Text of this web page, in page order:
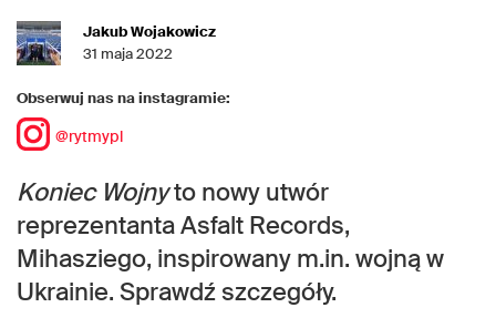
Jakub Wojakowicz
31 maja 2022
Obserwuj nas na instagramie:
@rytmypl
Koniec Wojnyto nowy utwór
reprezentanta Asfalt Records,
Mihasziego, inspirowany m.in. wojną w
Ukrainie. Sprawdź szczegóły.